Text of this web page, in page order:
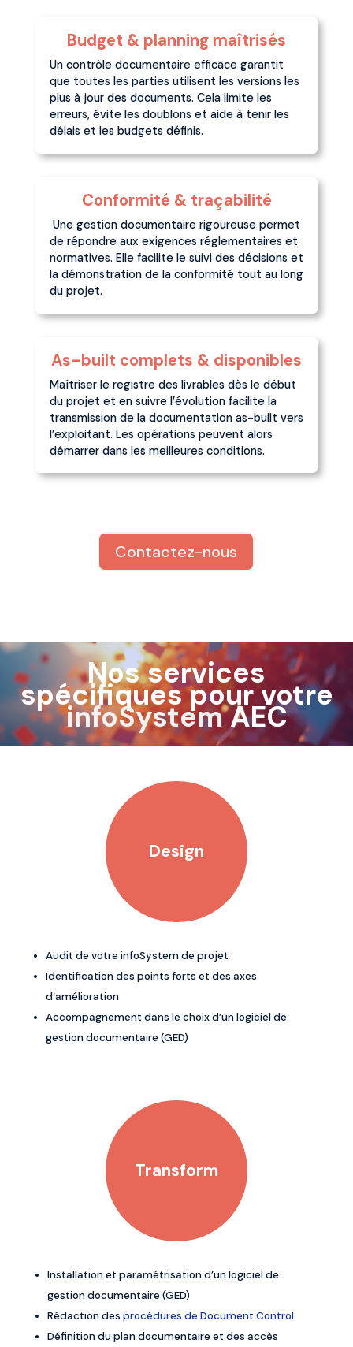
Budget & planning maîtrisés
Un contrôle documentaire efficace garantit
que toutes les parties utilisent les versions les
plus à jour des documents. Cela limite les
erreurs, évite les doublons et aide à tenir les
délais et les budgets définis.
Conformité & traçabilité
Une gestion documentaire rigoureuse permet
de répondre aux exigences réglementaires et
normatives. Elle facilite le suivi des décisions et
la démonstration de la conformité tout au long
du projet.
As-built complets & disponibles
Maîtriser le registre des livrables dès le début
du projet et en suivre l’évolution facilite la
transmission de la documentation as-built vers
l’exploitant. Les opérations peuvent alors
démarrer dans les meilleures conditions.
Contactez-nous
Nos services
spécifiques pour votre
infoSystemAEC
Design
Audit de votre infoSystem de projet
Identification des points forts et des axes
d’amélioration
Accompagnement dans le choix d’un logiciel de
gestion documentaire (GED)
Transform
Installation et paramétrisation d’un logiciel de
gestion documentaire (GED)
Rédaction desprocédures de Document Control
Définition du plan documentaire et des accès